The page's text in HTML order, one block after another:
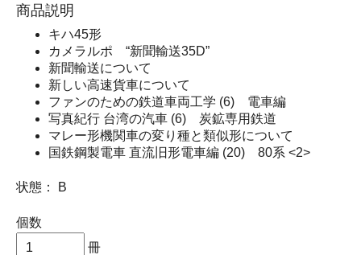
商品説明
キハ45形
カメラルポ “新聞輸送35D”
新聞輸送について
新しい高速貨車について
ファンのための鉄道車両工学 (6) 電車編
写真紀行 台湾の汽車 (6) 炭鉱専用鉄道
マレー形機関車の変り種と類似形について
国鉄鋼製電車 直流旧形電車編 (20) 80系 <2>
状態： B
個数
冊